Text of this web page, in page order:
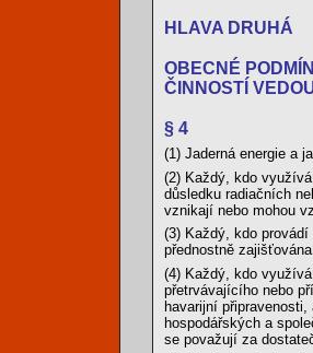
HLAVA DRUHÁ
OBECNÉ
ČINNOSTÍ
§ 4
(1) Jaderná energie a
(2) Každý, kdo
důsledku radiačních
vznikají nebo mohou
(3) Každý, kdo
přednostně
(4) Každý, kdo
přetrvávajícího nebo
havarijní
hospodářských a
se považují za